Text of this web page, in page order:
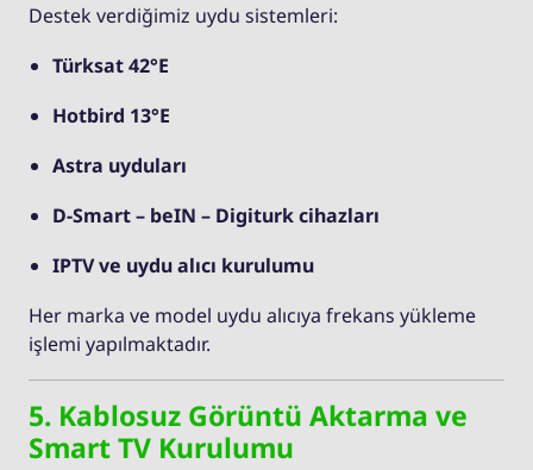
Destek verdiğimiz uydu sistemleri:
Türksat 42°E
Hotbird 13°E
Astra uyduları
D-Smart – beIN – Digiturk cihazları
IPTV ve uydu alıcı kurulumu
Her marka ve model uydu alıcıya frekans yükleme
işlemi yapılmaktadır.
5. Kablosuz Görüntü Aktarma ve
Smart TV Kurulumu